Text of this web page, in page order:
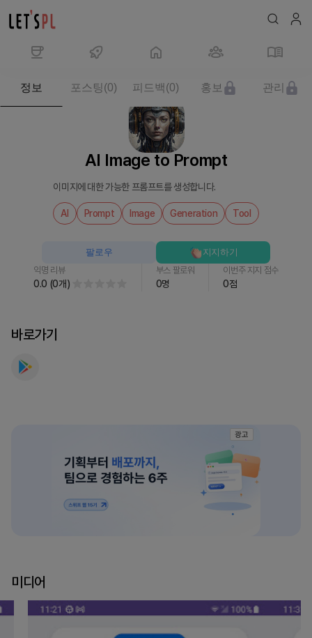
서
AI Image to Prompt
이미지에 대한 가능한 프롬프트를 생성합니다.
AI Prompt Image Generation Tool
익명 리뷰
0.0 (0개)
부스 팔로워
0명
이번주 지지 점수
0점
팔로우 지지하기
정보 포스팅(0) 피드백 (0) 홍보 관리
바로가기
광고
미디어